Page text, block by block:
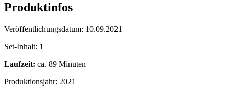
Produktinfos
Veröffentlichungsdatum: 10.09.2021
Set-Inhalt: 1
Laufzeit: ca. 89 Minuten
Produktionsjahr: 2021